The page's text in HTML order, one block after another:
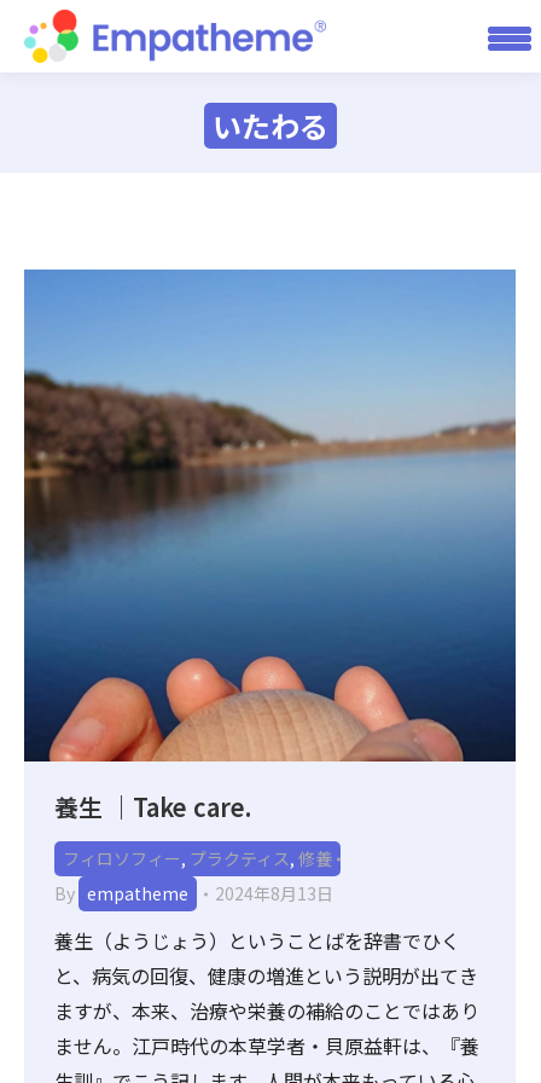
いたわる
養生 ｜Take care.
フィロソフィー, プラクティス, 修養
By empatheme 2024年8月13日
養生（ようじょう）ということばを辞書でひく
と、病気の回復、健康の増進という説明が出てき
ますが、本来、治療や栄養の補給のことではあり
ません。江戸時代の本草学者・貝原益軒は、『養